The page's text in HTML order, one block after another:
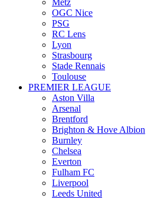
Metz
OGC Nice
PSG
RC Lens
Lyon
Strasbourg
Stade Rennais
Toulouse
PREMIER LEAGUE
Aston Villa
Arsenal
Brentford
Brighton & Hove Albion
Burnley
Chelsea
Everton
Fulham FC
Liverpool
Leeds United